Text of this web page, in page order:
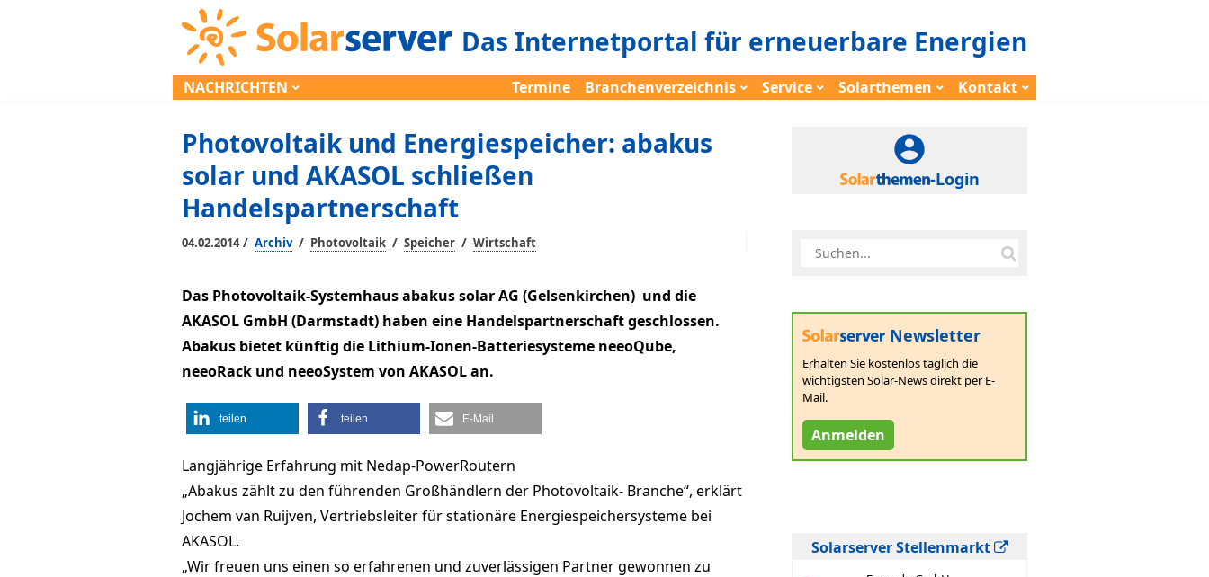
Das Internetportal für erneuerbare Energien
NACHRICHTEN Termine Branchenverzeichnis Service Solarthemen Kontakt
Photovoltaik und Energiespeicher: abakus
solar und AKASOL schließen
Handelspartnerschaft
04.02.2014/ Archiv / Photovoltaik / Speicher / Wirtschaft
Das Photovoltaik-Systemhaus abakus solar AG (Gelsenkirchen) und die
AKASOL GmbH (Darmstadt) haben eine Handelspartnerschaft geschlossen.
Abakus bietet künftig die Lithium-Ionen-Batteriesysteme neeoQube,
neeoRack und neeoSystem von AKASOL an.
teilen teilen E-Mail
Langjährige Erfahrung mit Nedap-PowerRoutern
„Abakus zählt zu den führenden Großhändlern der Photovoltaik- Branche“, erklärt
Jochem van Ruijven, Vertriebsleiter für stationäre Energiespeichersysteme bei
AKASOL.
„Wir freuen uns einen so erfahrenen und zuverlässigen Partner gewonnen zu
-Login
Newsletter
Erhalten Sie kostenlos täglich die
wichtigsten Solar-News direkt per E-
Mail.
Anmelden
Solarserver Stellenmarkt